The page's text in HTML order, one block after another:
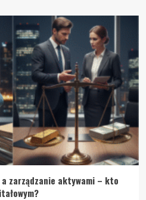
zarządzanie aktywami – kto